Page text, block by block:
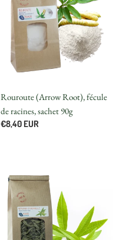
Root),
fécule
racines,
sachet
Rouroute (Arrow Root), fécule
de racines, sachet 90g
Prix
€8,40 EUR
Verveine
citronnelle
(Aloysia
citriodora
Palau),